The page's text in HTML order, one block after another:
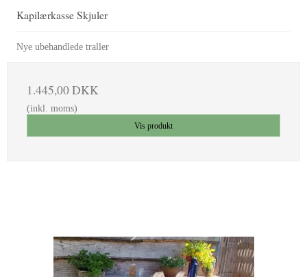
Kapilærkasse Skjuler
Nye ubehandlede traller
1.445,00 DKK
(inkl. moms)
Vis produkt